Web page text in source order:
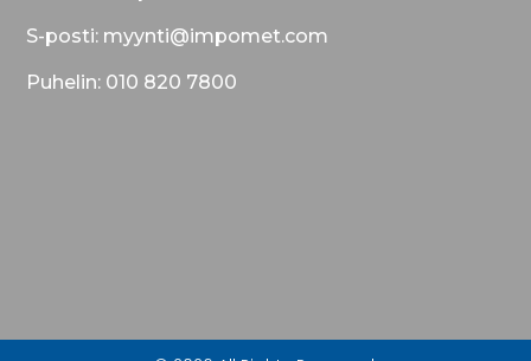
S-posti: myynti@impomet.com
Puhelin: 010 820 7800